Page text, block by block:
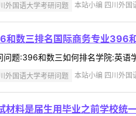
外国语大学考研问题 本站小编 四川外
和数三排名国际商务专业396
问题:396和数三如何排名学院:英
外国语大学考研问题 本站小编 四川外
材料是届生用毕业之前学校统